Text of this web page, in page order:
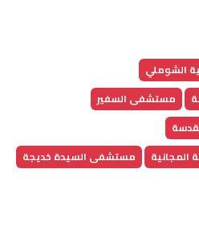
الشوملي
مستشفى السفير
المجانية
مستشفى السيدة خديجة